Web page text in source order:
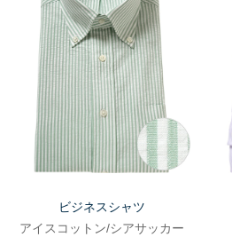
ビジネスシャツ
アイスコットン/シアサッカー